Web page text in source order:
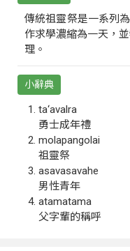
傳統祖靈祭是一系列
作求學濃縮為一天，
理。
小辭典
ta‘avalra
勇士成年禮
molapangolai
祖靈祭
asavasavahe
男性青年
atamatama
父字輩的稱呼